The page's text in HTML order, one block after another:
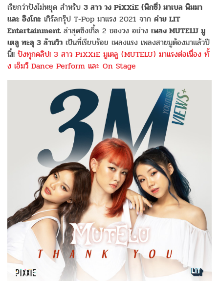
เรียกว่าปังไม่หยุด สำหรับ 3 สาว วง PiXXiE (พิกซี่) มาเบล พิมมา
และ อิงโกะ เกิร์ลกรุ๊ป T-Pop มาแรง 2021 จาก ค่าย LIT
Entertainmentล่าสุดซิงเกิ้ล 2 ของวง อย่าง เพลง MUTELU มู
เตลู ทะลุ 3 ล้านวิว เป้นที่เรียบร้อย เพลงแรง เพลงสายมูต้องมาแล้วปี
นี้!! ปังทุกคลิป! 3 สาว PiXXiE มูเตลู (MUTELU) มาแรงต่อเนื่อง ทั้
ง เอ็มวี Dance Perform และ On Stage